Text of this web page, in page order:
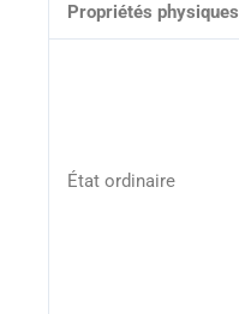
Propriétés physiques
État ordinaire